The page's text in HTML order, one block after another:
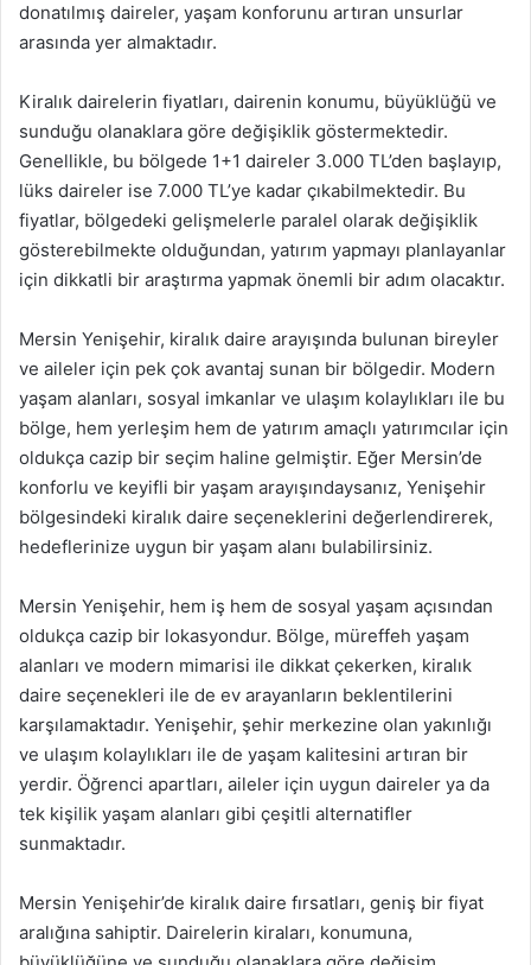
donatılmış daireler, yaşam konforunu artıran unsurlar
arasında yer almaktadır.
Kiralık dairelerin fiyatları, dairenin konumu, büyüklüğü ve
sunduğu olanaklara göre değişiklik göstermektedir.
Genellikle, bu bölgede 1+1 daireler 3.000 TL’den başlayıp,
lüks daireler ise 7.000 TL’ye kadar çıkabilmektedir. Bu
fiyatlar, bölgedeki gelişmelerle paralel olarak değişiklik
gösterebilmekte olduğundan, yatırım yapmayı planlayanlar
için dikkatli bir araştırma yapmak önemli bir adım olacaktır.
Mersin Yenişehir, kiralık daire arayışında bulunan bireyler
ve aileler için pek çok avantaj sunan bir bölgedir. Modern
yaşam alanları, sosyal imkanlar ve ulaşım kolaylıkları ile bu
bölge, hem yerleşim hem de yatırım amaçlı yatırımcılar için
oldukça cazip bir seçim haline gelmiştir. Eğer Mersin’de
konforlu ve keyifli bir yaşam arayışındaysanız, Yenişehir
bölgesindeki kiralık daire seçeneklerini değerlendirerek,
hedeflerinize uygun bir yaşam alanı bulabilirsiniz.
Mersin Yenişehir, hem iş hem de sosyal yaşam açısından
oldukça cazip bir lokasyondur. Bölge, müreffeh yaşam
alanları ve modern mimarisi ile dikkat çekerken, kiralık
daire seçenekleri ile de ev arayanların beklentilerini
karşılamaktadır. Yenişehir, şehir merkezine olan yakınlığı
ve ulaşım kolaylıkları ile de yaşam kalitesini artıran bir
yerdir. Öğrenci apartları, aileler için uygun daireler ya da
tek kişilik yaşam alanları gibi çeşitli alternatifler
sunmaktadır.
Mersin Yenişehir’de kiralık daire fırsatları, geniş bir fiyat
aralığına sahiptir. Dairelerin kiraları, konumuna,